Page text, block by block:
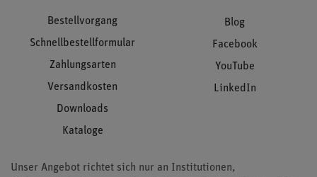
Bestellvorgang
Schnellbestellformular
Zahlungsarten
Versandkosten
Downloads
Kataloge
Blog
Facebook
YouTube
LinkedIn
Unser Angebot richtet sich nur an Institutionen,